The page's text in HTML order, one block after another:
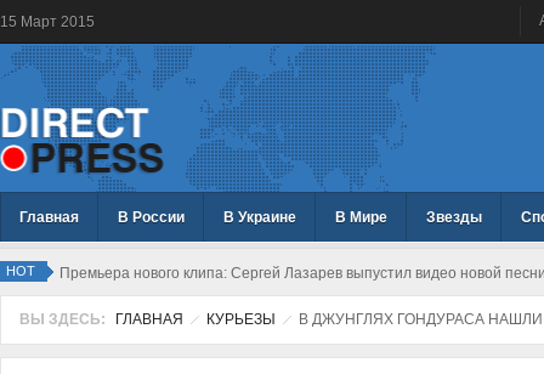
15 Март 2015
Главная В России В Украине В Мире Звезды
HOT Премьера нового клипа: Сергей Лазарев выпустил видео новой
ВЫ ЗДЕСЬ: ГЛАВНАЯ КУРЬЕЗЫ В ДЖУНГЛЯХ ГОНДУРАСА